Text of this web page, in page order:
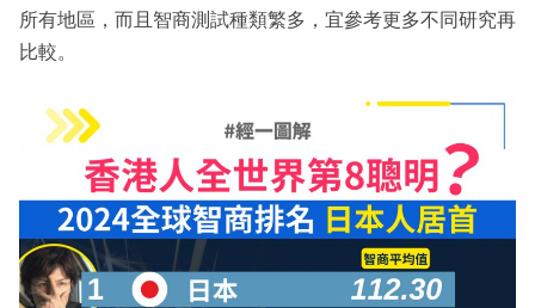
所有地區，而且智商測試種類繁多，宜參考更多不同研究再
比較。